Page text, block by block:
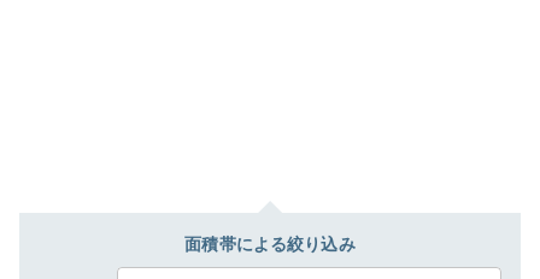
面積帯による絞り込み